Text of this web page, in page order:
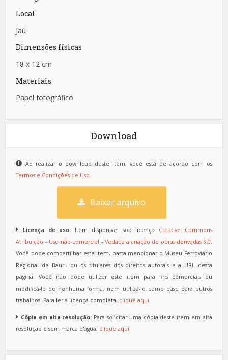
Local
Jaú
Dimensões físicas
18 x 12 cm
Materiais
Papel fotográfico
Download
Ao realizar o download deste item, você está de acordo com os
Termos e Condições de Uso.
Baixar arquivo
Licença de uso: Item disponível sob licença Creative Commons
Atribuição – Uso não-comercial – Vedada a criação de obras derivadas 3.0.
Você pode compartilhar este item, basta mencionar o Museu Ferroviário
Regional de Bauru ou os titulares dos direitos autorais e a URL desta
página. Você não pode utilizar este item para fins comerciais ou
modificá-lo de nenhuma forma, nem utilizá-lo como base para outros
trabalhos. Para ler a licença completa, clique aqui.
Cópia em alta resolução: Para solicitar uma cópia deste item em alta
resolução e sem marca d'água, clique aqui.